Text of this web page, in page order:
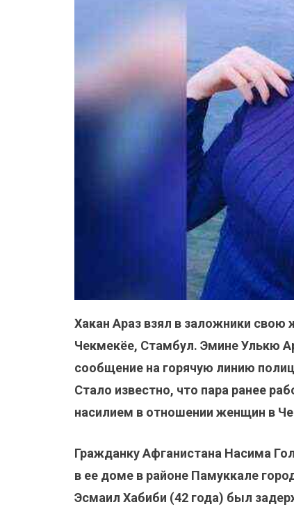
Хакан Араз взял в заложники свою
Чекмекёе, Стамбул. Эмине Улькю
сообщение на горячую линию
Стало известно, что пара ранее
насилием в отношении женщин в
Гражданку Афганистана Насима
в ее доме в районе Памуккале
Эсмаил Хабиби (42 года) был